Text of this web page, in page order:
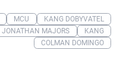
MCU
KANG DOBYVATEL
JONATHAN MAJORS
KANG
COLMAN DOMINGO